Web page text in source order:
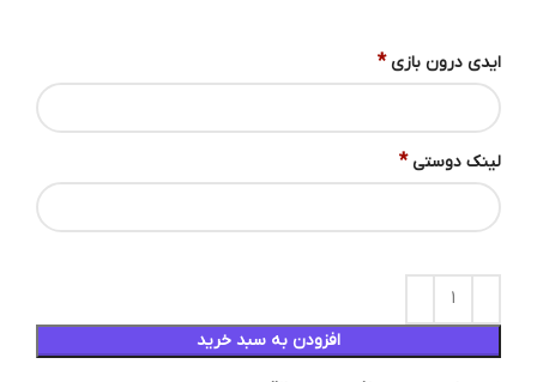
ایدی درون بازی *
لینک دوستی *
افزودن به سبد خرید